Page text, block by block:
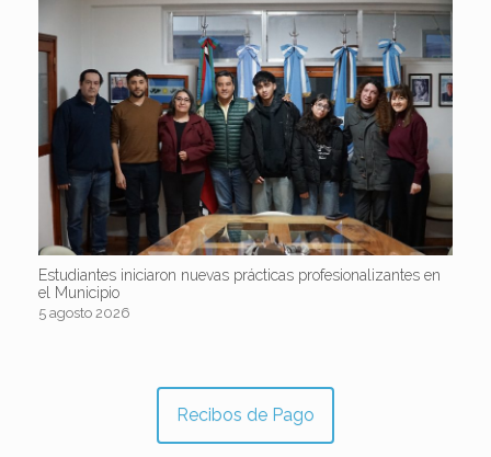
Estudiantes iniciaron nuevas prácticas profesionalizantes en
el Municipio
5 agosto 2026
Recibos de Pago